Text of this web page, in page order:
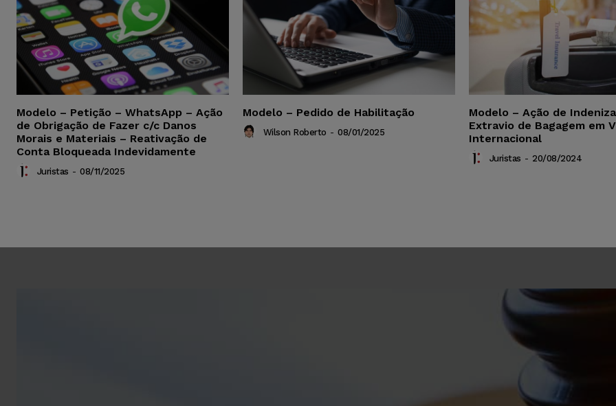
Modelo – Petição – WhatsApp – Ação
de Obrigação de Fazer c/c Danos
Morais e Materiais – Reativação de
Conta Bloqueada Indevidamente
Juristas - 08/11/2025
Modelo – Pedido de Habilitação
Wilson Roberto - 08/01/2025
Modelo – Ação de
Extravio de Bagagem em
Internacional
Juristas - 20/08/2024